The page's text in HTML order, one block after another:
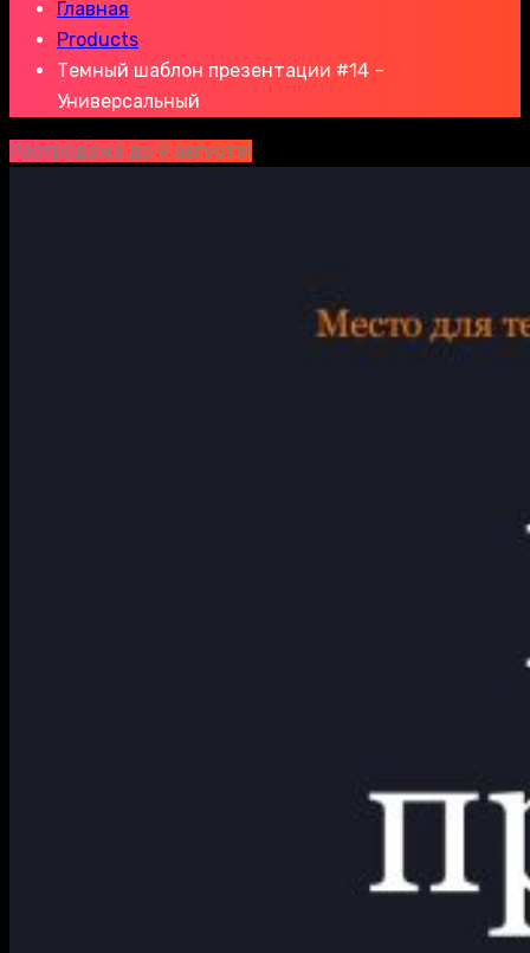
Главная
Products
Темный шаблон презентации #14 –
Универсальный
Распродажа до 9 августа!